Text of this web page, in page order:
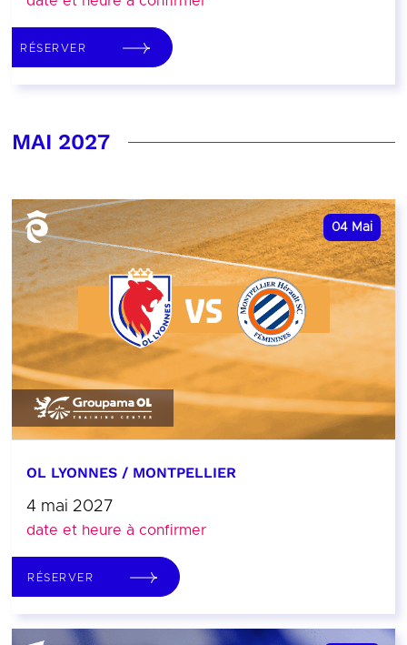
RÉSERVER
MAI 2027
04 Mai
OL LYONNES / MONTPELLIER
4 mai 2027
date et heure à confirmer
RÉSERVER